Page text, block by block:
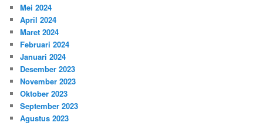
Mei 2024
April 2024
Maret 2024
Februari 2024
Januari 2024
Desember 2023
November 2023
Oktober 2023
September 2023
Agustus 2023